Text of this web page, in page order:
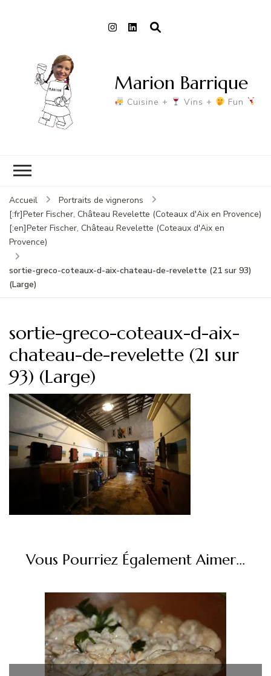
Marion Barrique
Cuisine + Vins + Fun
Accueil
Portraits de vignerons
[:fr]Peter Fischer, Château Revelette (Coteaux d'Aix en Provence)
[:en]Peter Fischer, Château Revelette (Coteaux d'Aix en
Provence)
sortie-greco-coteaux-d-aix-chateau-de-revelette (21 sur 93)
(Large)
sortie-greco-coteaux-d-aix-
chateau-de-revelette (21 sur
93) (Large)
Vous Pourriez Également Aimer...